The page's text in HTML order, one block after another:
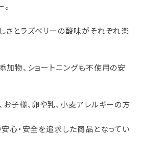
さとラズベリーの酸味がそれぞれ楽
加物、ショートニングも不使用の安
子様、卵や乳、小麦アレルギーの方
心・安全を追求した商品となってい